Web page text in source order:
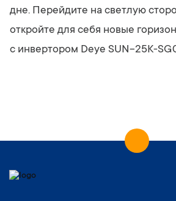
дне. Перейдите на светлую
откройте для себя новые
с инвертором Deye SUN-25K-